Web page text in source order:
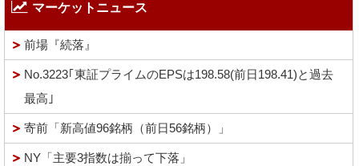
マーケットニュース
前場『続落』
No.3223｢東証プライムのEPSは198.58(前日198.41)と過去
最高｣
寄前「新高値96銘柄（前日56銘柄）」
NY「主要3指数は揃って下落」